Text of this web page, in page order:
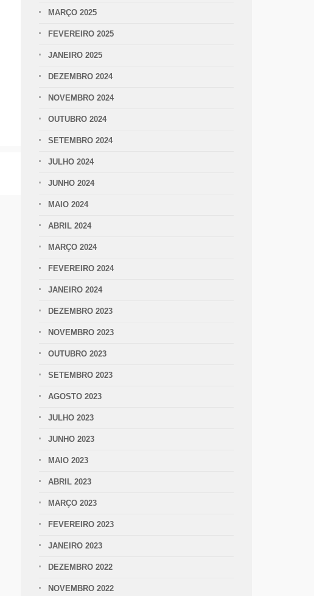
MARÇO 2025
FEVEREIRO 2025
JANEIRO 2025
DEZEMBRO 2024
NOVEMBRO 2024
OUTUBRO 2024
SETEMBRO 2024
JULHO 2024
JUNHO 2024
MAIO 2024
ABRIL 2024
MARÇO 2024
FEVEREIRO 2024
JANEIRO 2024
DEZEMBRO 2023
NOVEMBRO 2023
OUTUBRO 2023
SETEMBRO 2023
AGOSTO 2023
JULHO 2023
JUNHO 2023
MAIO 2023
ABRIL 2023
MARÇO 2023
FEVEREIRO 2023
JANEIRO 2023
DEZEMBRO 2022
NOVEMBRO 2022